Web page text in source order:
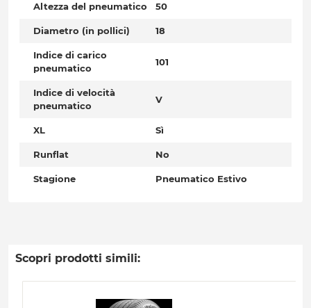
Altezza del pneumatico 50
Diametro (in pollici) 18
Indice di carico
pneumatico
101
Indice di velocità
pneumatico
V
XL Sì
Runflat No
Stagione Pneumatico Estivo
Scopri prodotti simili: